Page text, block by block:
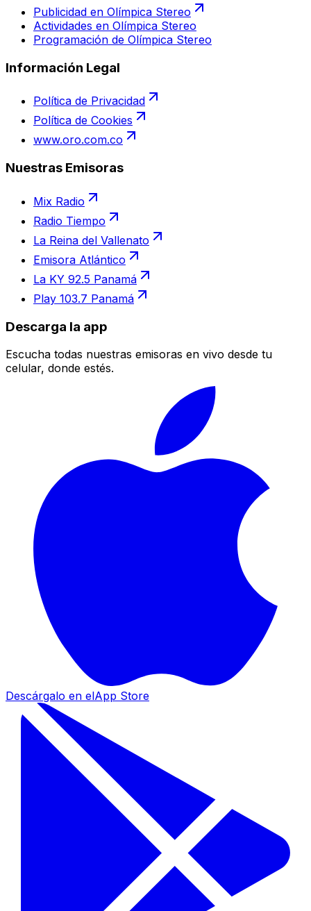
Publicidad en Olímpica Stereo
Actividades en Olímpica Stereo
Programación de Olímpica Stereo
Información Legal
Política de Privacidad
Política de Cookies
www.oro.com.co
Nuestras Emisoras
Mix Radio
Radio Tiempo
La Reina del Vallenato
Emisora Atlántico
La KY 92.5 Panamá
Play 103.7 Panamá
Descarga la app
Escucha todas nuestras emisoras en vivo desde tu
celular, donde estés.
Descárgalo en elApp Store